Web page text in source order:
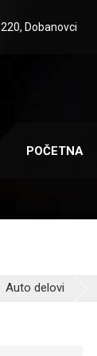
Dobanovci
POČETNA
Auto delovi